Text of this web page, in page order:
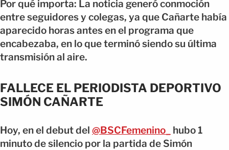
Por qué importa: La noticia generó conmoción
entre seguidores y colegas, ya que Cañarte había
aparecido horas antes en el programa que
encabezaba, en lo que terminó siendo su última
transmisión al aire.
FALLECE EL PERIODISTA DEPORTIVO
SIMÓN CAÑARTE
Hoy, en el debut del @BSCFemenino_
hubo 1
minuto de silencio por la partida de Simón